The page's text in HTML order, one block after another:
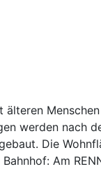
älteren
werden nach
Die
Am